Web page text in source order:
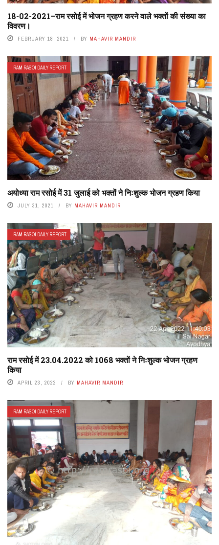
18-02-2021–राम रसोई में भोजन ग्रहण करने वाले भक्तों की संख्या का
विवरण।
FEBRUARY 18, 2021 BY MAHAVIR MANDIR
RAM RASOI DAILY REPORT
अयोध्या राम रसोई में 31 जुलाई को भक्तों ने निःशुल्क भोजन ग्रहण किया
JULY 31, 2021 BY MAHAVIR MANDIR
RAM RASOI DAILY REPORT
राम रसोई में 23.04.2022 को 1068 भक्तों ने निःशुल्क भोजन ग्रहण
किया
APRIL 23, 2022 BY MAHAVIR MANDIR
RAM RASOI DAILY REPORT